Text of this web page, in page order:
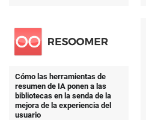
Cómo las herramientas de
resumen de IA ponen a las
bibliotecas en la senda de la
mejora de la experiencia del
usuario